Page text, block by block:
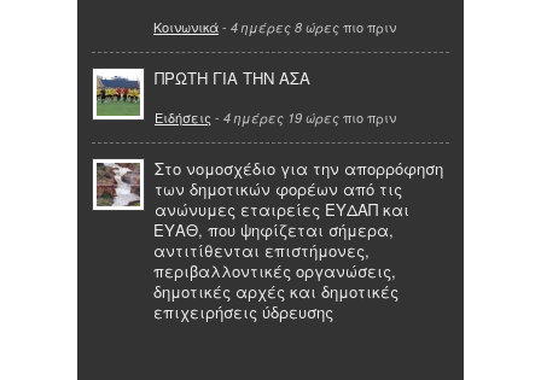
Κοινωνικά- 4 ημέρες 8 ώρες πιο πριν
ΠΡΩΤΗ ΓΙΑ ΤΗΝ ΑΣΑ
Ειδήσεις - 4 ημέρες 19 ώρες πιο πριν
Στο νομοσχέδιο για την απορρόφηση
των δημοτικών φορέων από τις
ανώνυμες εταιρείες ΕΥΔΑΠ και
ΕΥΑΘ, που ψηφίζεται σήμερα,
αντιτίθενται επιστήμονες,
περιβαλλοντικές οργανώσεις,
δημοτικές αρχές και δημοτικές
επιχειρήσεις ύδρευσης